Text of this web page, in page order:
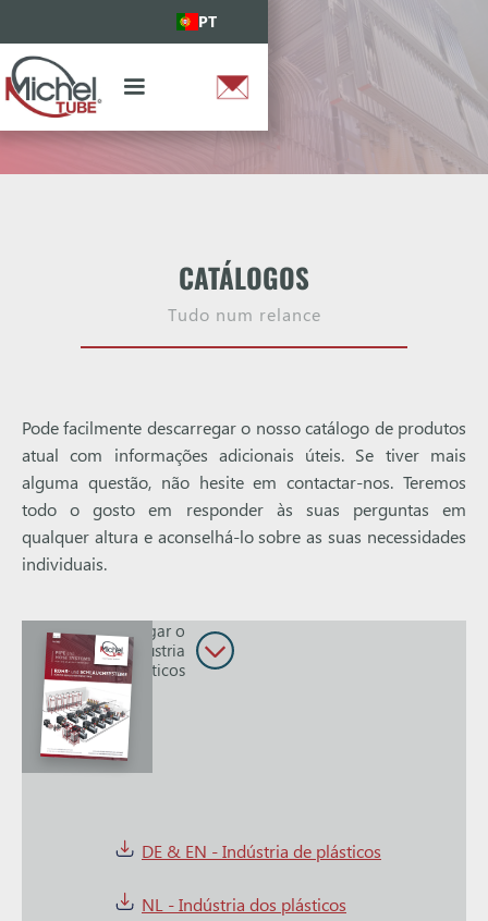
PT
CATÁLOGOS
Tudo num relance
Pode facilmente descarregar o nosso catálogo de produtos
atual com informações adicionais úteis. Se tiver mais
alguma questão, não hesite em contactar-nos. Teremos
todo o gosto em responder às suas perguntas em
qualquer altura e aconselhá-lo sobre as suas necessidades
individuais.
Descarregar o
catálogo da indústria
dos plásticos
DE & EN - Indústria de plásticos
NL - Indústria dos plásticos